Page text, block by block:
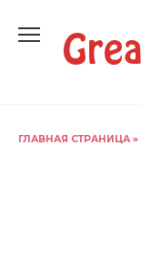
содержанию
ГЛАВНАЯ СТРАНИЦА »